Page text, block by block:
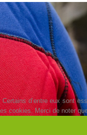
d’entre eux sont
cookies. Merci de noter